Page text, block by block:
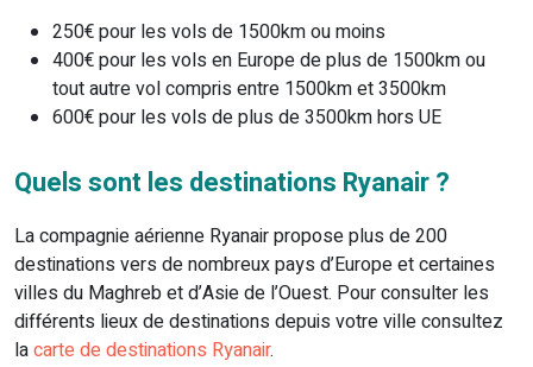
250€ pour les vols de 1500km ou moins
400€ pour les vols en Europe de plus de 1500km ou
tout autre vol compris entre 1500km et 3500km
600€ pour les vols de plus de 3500km hors UE
Quels sont les destinations Ryanair ?
La compagnie aérienne Ryanair propose plus de 200
destinations vers de nombreux pays d’Europe et certaines
villes du Maghreb et d’Asie de l’Ouest. Pour consulter les
différents lieux de destinations depuis votre ville consultez
lacarte de destinations Ryanair.